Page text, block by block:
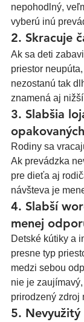
nepohodlný,
vyberú inú
2. Skracuje
Ak sa deti
priestor
nezostanú tak
znamená aj
3. Slabšia
Rodiny sa
Ak prevádzka
pre dieťa aj
návšteva je
4. Slabší
menej
Detské kútiky a
presne typ
medzi sebou
nie je
prirodzený zdroj
5.